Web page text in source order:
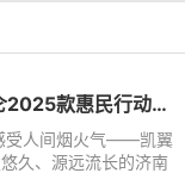
人间烟火气 看凯翼！ 昆仑2025款惠民行动正式启动
受人间烟火气——凯翼
久、源远流长的济南